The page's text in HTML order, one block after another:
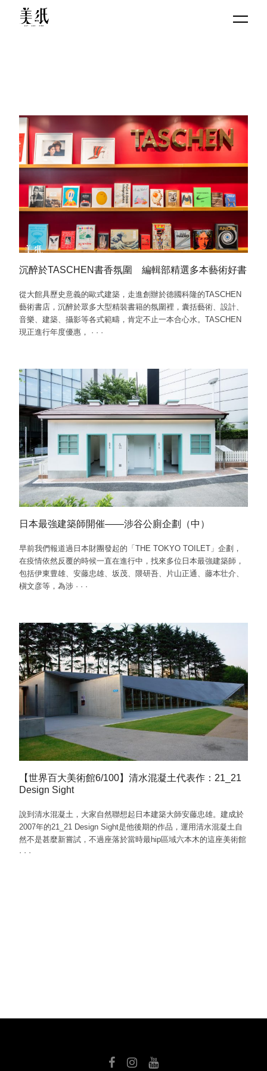
沉醉於TASCHEN書香氛圍 編輯部精選多本藝術好書
從大館具歷史意義的歐式建築，走進創辦於德國科隆的TASCHEN
藝術書店，沉醉於眾多大型精裝書籍的氛圍裡，囊括藝術、設計、
音樂、建築、攝影等各式範疇，肯定不止一本合心水。TASCHEN
現正進行年度優惠， · · ·
日本最強建築師開催——涉谷公廁企劃（中）
早前我們報道過日本財團發起的「THE TOKYO TOILET」企劃，
在疫情依然反覆的時候一直在進行中，找來多位日本最強建築師，
包括伊東豊雄、安藤忠雄、坂茂、隈研吾、片山正通、藤本壮介、
槇文彦等，為涉 · · ·
【世界百大美術館6/100】清水混凝土代表作：21_21
Design Sight
說到清水混凝土，大家自然聯想起日本建築大師安藤忠雄。建成於
2007年的21_21 Design Sight是他後期的作品，運用清水混凝土自
然不是甚麼新嘗試，不過座落於當時最hip區域六本木的這座美術館
· · ·